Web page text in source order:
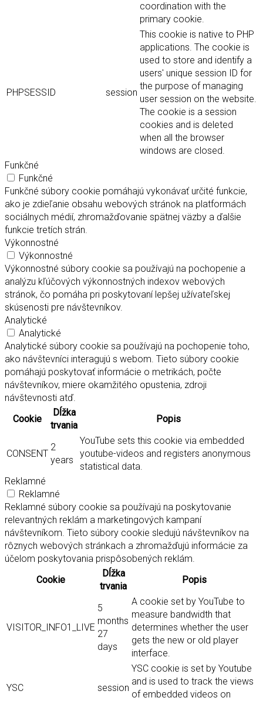
coordination with the
primary cookie.
PHPSESSID session
This cookie is native to PHP
applications. The cookie is
used to store and identify a
users' unique session ID for
the purpose of managing
user session on the website.
The cookie is a session
cookies and is deleted
when all the browser
windows are closed.
Funkčné
Funkčné
Funkčné súbory cookie pomáhajú vykonávať určité funkcie,
ako je zdieľanie obsahu webových stránok na platformách
sociálnych médií, zhromažďovanie spätnej väzby a ďalšie
funkcie tretích strán.
Výkonnostné
Výkonnostné
Výkonnostné súbory cookie sa používajú na pochopenie a
analýzu kľúčových výkonnostných indexov webových
stránok, čo pomáha pri poskytovaní lepšej užívateľskej
skúsenosti pre návštevníkov.
Analytické
Analytické
Analytické súbory cookie sa používajú na pochopenie toho,
ako návštevníci interagujú s webom. Tieto súbory cookie
pomáhajú poskytovať informácie o metrikách, počte
návštevníkov, miere okamžitého opustenia, zdroji
návštevnosti atď.
Cookie
Dĺžka
trvania
Popis
CONSENT
2
years
YouTube sets this cookie via embedded
youtube-videos and registers anonymous
statistical data.
Reklamné
Reklamné
Reklamné súbory cookie sa používajú na poskytovanie
relevantných reklám a marketingových kampaní
návštevníkom. Tieto súbory cookie sledujú návštevníkov na
rôznych webových stránkach a zhromažďujú informácie za
účelom poskytovania prispôsobených reklám.
Cookie
Dĺžka
trvania
Popis
VISITOR_INFO1_LIVE
5
months
27
days
A cookie set by YouTube to
measure bandwidth that
determines whether the user
gets the new or old player
interface.
YSC session
YSC cookie is set by Youtube
and is used to track the views
of embedded videos on